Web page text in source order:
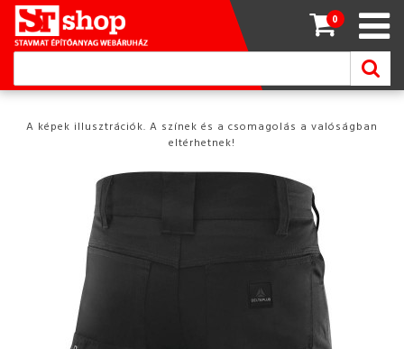
0
A képek illusztrációk. A színek és a csomagolás a valóságban
eltérhetnek!